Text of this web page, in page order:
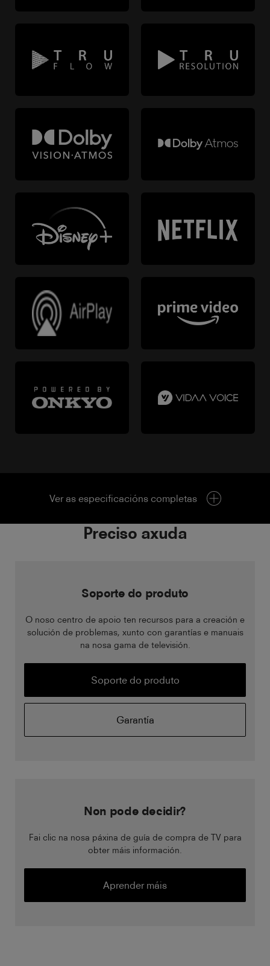
Ver as especificacións completas
Preciso axuda
Soporte do produto
O noso centro de apoio ten recursos para a creación e
solución de problemas, xunto con garantías e manuais
na nosa gama de televisión.
Soporte do produto
Garantía
Non pode decidir?
Fai clic na nosa páxina de guía de compra de TV para
obter máis información.
Aprender máis